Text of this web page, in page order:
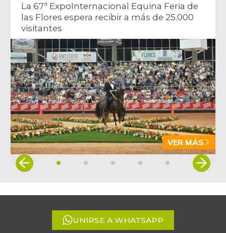
La 67ª ExpoInternacional Equina Feria de
las Flores espera recibir a más de 25.000
visitantes
VER MÁS
Item
5
UNIRSE A WHATSAPP